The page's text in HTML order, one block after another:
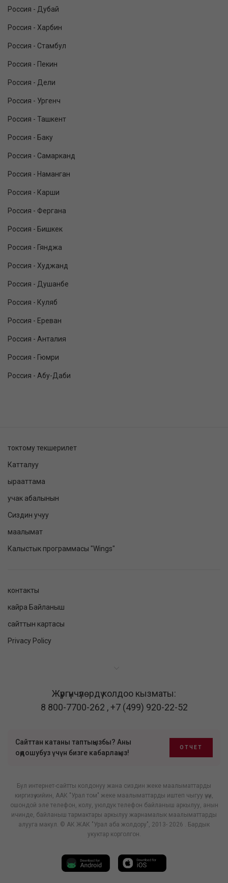
Россия - Дубай
Россия - Харбин
Россия - Стамбул
Россия - Пекин
Россия - Дели
Россия - Ургенч
Россия - Ташкент
Россия - Баку
Россия - Самарканд
Россия - Наманган
Россия - Карши
Россия - Фергана
Россия - Бишкек
Россия - Гянджа
Россия - Худжанд
Россия - Душанбе
Россия - Куляб
Россия - Ереван
Россия - Анталия
Россия - Гюмри
Россия - Абу-Даби
токтому текшерилет
Катталуу
ырааттама
учак абалынын
Сиздин учуу
маалымат
Калыстык программасы "Wings"
контакты
кайра Байланыш
сайттын картасы
Privacy Policy
Жүргүнчүлөрдү колдоо кызматы:
8 800-7700-262 ,+7 (499) 920-22-52
Сайттан катаны таптыңызбы? Аны
оңдошубуз үчүн бизге кабарлаңыз!
ОТЧЕТ
Бул интернет-сайтты колдонуу жана сиздин жеке маалыматтарды
киргизүү кийин, ААК "Урал том" жеке маалыматтарды иштеп чыгуу үчүн,
ошондой эле телефон, колу, уюлдук телефон байланыш аркылуу, анын
ичинде, байланыш тармактары аркылуу жарнамалык маалыматтарды
алууга макул. © АК ЖАК "Урал аба жолдору", 2013- 2026 . Бардык
укуктар корголгон.